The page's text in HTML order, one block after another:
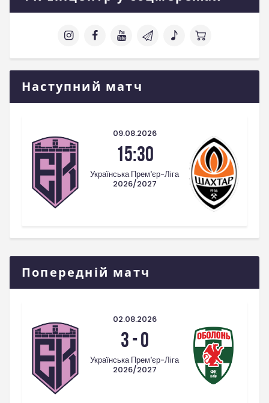
Наступний матч
09.08.2026
15:30
Українська Прем'єр-Ліга
2026/2027
Попередній матч
02.08.2026
3-0
Українська Прем'єр-Ліга
2026/2027